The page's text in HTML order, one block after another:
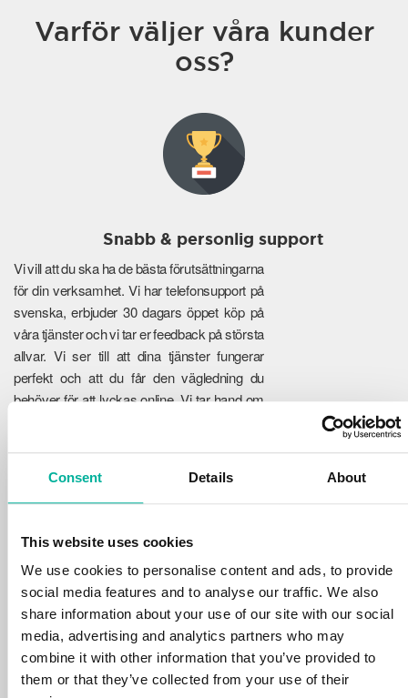
Consent Details About
This website uses cookies
We use cookies to personalise content and ads, to provide
social media features and to analyse our traffic. We also
share information about your use of our site with our social
media, advertising and analytics partners who may
combine it with other information that you’ve provided to
them or that they’ve collected from your use of their
Varför väljer våra kunder
oss?
Snabb & personlig support
Vi vill att du ska ha de bästa förutsättningarna
för din verksamhet. Vi har telefonsupport på
svenska, erbjuder 30 dagars öppet köp på
våra tjänster och vi tar er feedback på största
allvar. Vi ser till att dina tjänster fungerar
perfekt och att du får den vägledning du
behöver för att lyckas online. Vi tar hand om
99,99% upptid
Vi skyddar din personliga data och motverkar
störningar i dina tjänster med de allra bästa
verktyg marknaden har att erbjuda mot